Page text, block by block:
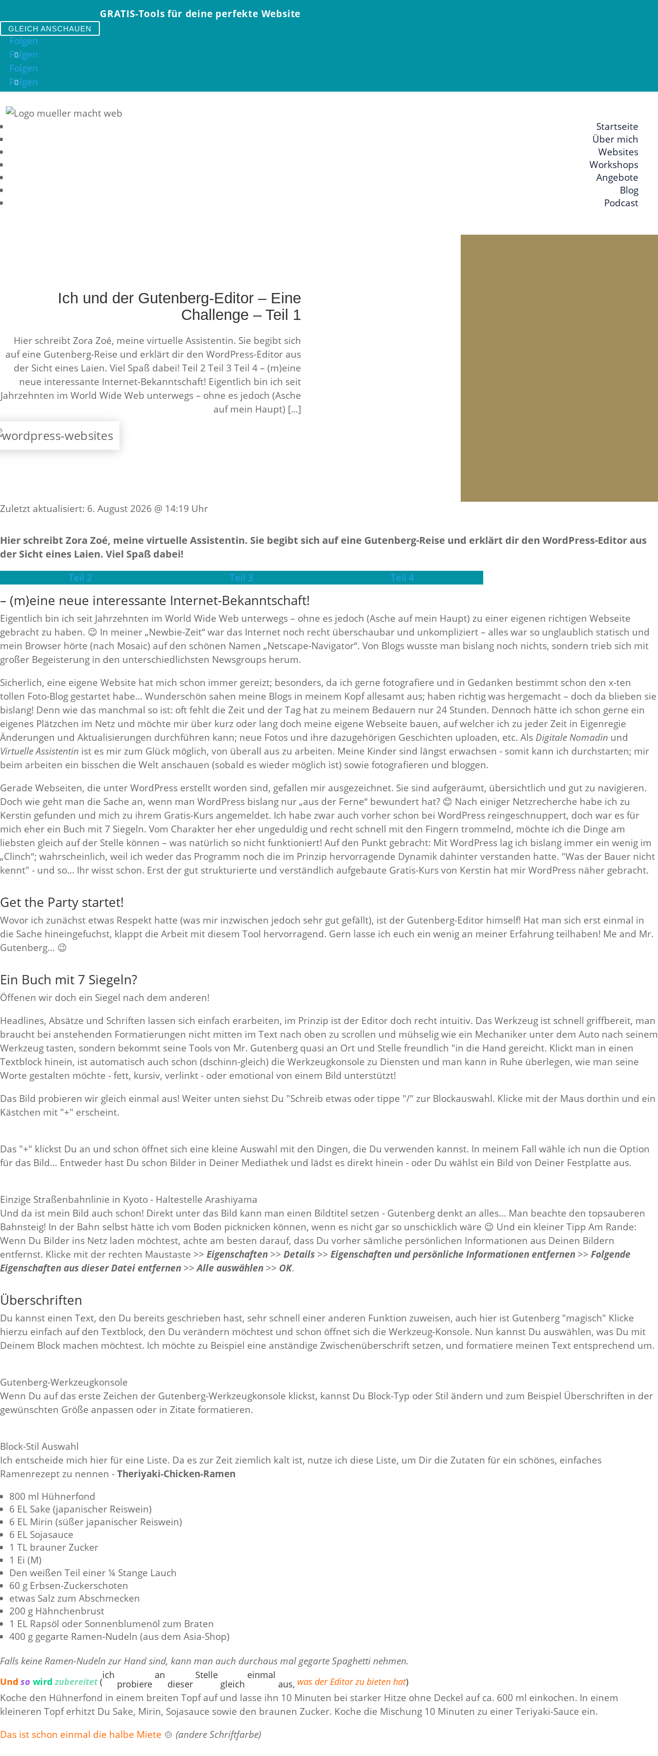
GRATIS-Tools für deine perfekte Website
GLEICH ANSCHAUEN
Folgen
Folgen
Folgen
Folgen
Startseite
Über mich
Websites
Workshops
Angebote
Blog
Podcast
Ich und der Gutenberg-Editor – Eine
Challenge – Teil 1
Hier schreibt Zora Zoé, meine virtuelle Assistentin. Sie begibt sich
auf eine Gutenberg-Reise und erklärt dir den WordPress-Editor aus
der Sicht eines Laien. Viel Spaß dabei! Teil 2 Teil 3 Teil 4 – (m)eine
neue interessante Internet-Bekanntschaft! Eigentlich bin ich seit
Jahrzehnten im World Wide Web unterwegs – ohne es jedoch (Asche
auf mein Haupt) […]
Zuletzt aktualisiert: 6. August 2026 @ 14:19 Uhr
Hier schreibt Zora Zoé, meine virtuelle Assistentin. Sie begibt sich auf eine Gutenberg-Reise und erklärt dir den WordPress-Editor aus
der Sicht eines Laien. Viel Spaß dabei!
Teil 2 Teil 3 Teil 4
– (m)eine neue interessante Internet-Bekanntschaft!
Eigentlich bin ich seit Jahrzehnten im World Wide Web unterwegs – ohne es jedoch (Asche auf mein Haupt) zu einer eigenen richtigen Webseite
gebracht zu haben. 😉 In meiner „Newbie-Zeit“ war das Internet noch recht überschaubar und unkompliziert – alles war so unglaublich statisch und
mein Browser hörte (nach Mosaic) auf den schönen Namen „Netscape-Navigator“. Von Blogs wusste man bislang noch nichts, sondern trieb sich mit
großer Begeisterung in den unterschiedlichsten Newsgroups herum.
Sicherlich, eine eigene Website hat mich schon immer gereizt; besonders, da ich gerne fotografiere und in Gedanken bestimmt schon den x-ten
tollen Foto-Blog gestartet habe… Wunderschön sahen meine Blogs in meinem Kopf allesamt aus; haben richtig was hergemacht – doch da blieben sie
bislang! Denn wie das manchmal so ist: oft fehlt die Zeit und der Tag hat zu meinem Bedauern nur 24 Stunden. Dennoch hätte ich schon gerne ein
eigenes Plätzchen im Netz und möchte mir über kurz oder lang doch meine eigene Webseite bauen, auf welcher ich zu jeder Zeit in Eigenregie
Änderungen und Aktualisierungen durchführen kann; neue Fotos und ihre dazugehörigen Geschichten uploaden, etc. Als Digitale Nomadin und
Virtuelle Assistentin ist es mir zum Glück möglich, von überall aus zu arbeiten. Meine Kinder sind längst erwachsen - somit kann ich durchstarten; mir
beim arbeiten ein bisschen die Welt anschauen (sobald es wieder möglich ist) sowie fotografieren und bloggen.
Gerade Webseiten, die unter WordPress erstellt worden sind, gefallen mir ausgezeichnet. Sie sind aufgeräumt, übersichtlich und gut zu navigieren.
Doch wie geht man die Sache an, wenn man WordPress bislang nur „aus der Ferne“ bewundert hat? 😊 Nach einiger Netzrecherche habe ich zu
Kerstin gefunden und mich zu ihrem Gratis-Kurs angemeldet. Ich habe zwar auch vorher schon bei WordPress reingeschnuppert, doch war es für
mich eher ein Buch mit 7 Siegeln. Vom Charakter her eher ungeduldig und recht schnell mit den Fingern trommelnd, möchte ich die Dinge am
liebsten gleich auf der Stelle können – was natürlich so nicht funktioniert! Auf den Punkt gebracht: Mit WordPress lag ich bislang immer ein wenig im
„Clinch“; wahrscheinlich, weil ich weder das Programm noch die im Prinzip hervorragende Dynamik dahinter verstanden hatte. "Was der Bauer nicht
kennt" - und so... Ihr wisst schon. Erst der gut strukturierte und verständlich aufgebaute Gratis-Kurs von Kerstin hat mir WordPress näher gebracht.
Get the Party startet!
Wovor ich zunächst etwas Respekt hatte (was mir inzwischen jedoch sehr gut gefällt), ist der Gutenberg-Editor himself! Hat man sich erst einmal in
die Sache hineingefuchst, klappt die Arbeit mit diesem Tool hervorragend. Gern lasse ich euch ein wenig an meiner Erfahrung teilhaben! Me and Mr.
Gutenberg... 😉
Ein Buch mit 7 Siegeln?
Öffenen wir doch ein Siegel nach dem anderen!
Headlines, Absätze und Schriften lassen sich einfach erarbeiten, im Prinzip ist der Editor doch recht intuitiv. Das Werkzeug ist schnell griffbereit, man
braucht bei anstehenden Formatierungen nicht mitten im Text nach oben zu scrollen und mühselig wie ein Mechaniker unter dem Auto nach seinem
Werkzeug tasten, sondern bekommt seine Tools von Mr. Gutenberg quasi an Ort und Stelle freundlich "in die Hand gereicht. Klickt man in einen
Textblock hinein, ist automatisch auch schon (dschinn-gleich) die Werkzeugkonsole zu Diensten und man kann in Ruhe überlegen, wie man seine
Worte gestalten möchte - fett, kursiv, verlinkt - oder emotional von einem Bild unterstützt!
Das Bild probieren wir gleich einmal aus! Weiter unten siehst Du "Schreib etwas oder tippe "/" zur Blockauswahl. Klicke mit der Maus dorthin und ein
Kästchen mit "+" erscheint.
Das "+" klickst Du an und schon öffnet sich eine kleine Auswahl mit den Dingen, die Du verwenden kannst. In meinem Fall wähle ich nun die Option
für das Bild... Entweder hast Du schon Bilder in Deiner Mediathek und lädst es direkt hinein - oder Du wählst ein Bild von Deiner Festplatte aus.
Einzige Straßenbahnlinie in Kyoto - Haltestelle Arashiyama
Und da ist mein Bild auch schon! Direkt unter das Bild kann man einen Bildtitel setzen - Gutenberg denkt an alles... Man beachte den topsauberen
Bahnsteig! In der Bahn selbst hätte ich vom Boden picknicken können, wenn es nicht gar so unschicklich wäre 😉 Und ein kleiner Tipp Am Rande:
Wenn Du Bilder ins Netz laden möchtest, achte am besten darauf, dass Du vorher sämliche persönlichen Informationen aus Deinen Bildern
entfernst. Klicke mit der rechten Maustaste >> Eigenschaften >> Details >> Eigenschaften und persönliche Informationen entfernen >> Folgende
Eigenschaften aus dieser Datei entfernen >>Alle auswählen >> OK.
Überschriften
Du kannst einen Text, den Du bereits geschrieben hast, sehr schnell einer anderen Funktion zuweisen, auch hier ist Gutenberg "magisch" Klicke
hierzu einfach auf den Textblock, den Du verändern möchtest und schon öffnet sich die Werkzeug-Konsole. Nun kannst Du auswählen, was Du mit
Deinem Block machen möchtest. Ich möchte zu Beispiel eine anständige Zwischenüberschrift setzen, und formatiere meinen Text entsprechend um.
Gutenberg-Werkzeugkonsole
Wenn Du auf das erste Zeichen der Gutenberg-Werkzeugkonsole klickst, kannst Du Block-Typ oder Stil ändern und zum Beispiel Überschriften in der
gewünschten Größe anpassen oder in Zitate formatieren.
Block-Stil Auswahl
Ich entscheide mich hier für eine Liste. Da es zur Zeit ziemlich kalt ist, nutze ich diese Liste, um Dir die Zutaten für ein schönes, einfaches
Ramenrezept zu nennen -Theriyaki-Chicken-Ramen
800 ml Hühnerfond
6 EL Sake (japanischer Reiswein)
6 EL Mirin (süßer japanischer Reiswein)
6 EL Sojasauce
1 TL brauner Zucker
1 Ei (M)
Den weißen Teil einer ¼ Stange Lauch
60 g Erbsen-Zuckerschoten
etwas Salz zum Abschmecken
200 g Hähnchenbrust
1 EL Rapsöl oder Sonnenblumenöl zum Braten
400 g gegarte Ramen-Nudeln (aus dem Asia-Shop)
Falls keine Ramen-Nudeln zur Hand sind, kann man auch durchaus mal gegarte Spaghetti nehmen.
Und so wird zubereitet(
ich
probiere
an
dieser
Stelle
gleich
einmal
aus, was der Editor zu bieten hat)
Koche den Hühnerfond in einem breiten Topf auf und lasse ihn 10 Minuten bei starker Hitze ohne Deckel auf ca. 600 ml einkochen. In einem
kleineren Topf erhitzt Du Sake, Mirin, Sojasauce sowie den braunen Zucker. Koche die Mischung 10 Minuten zu einer Teriyaki-Sauce ein.
Das ist schon einmal die halbe Miete 🍲 (andere Schriftfarbe)